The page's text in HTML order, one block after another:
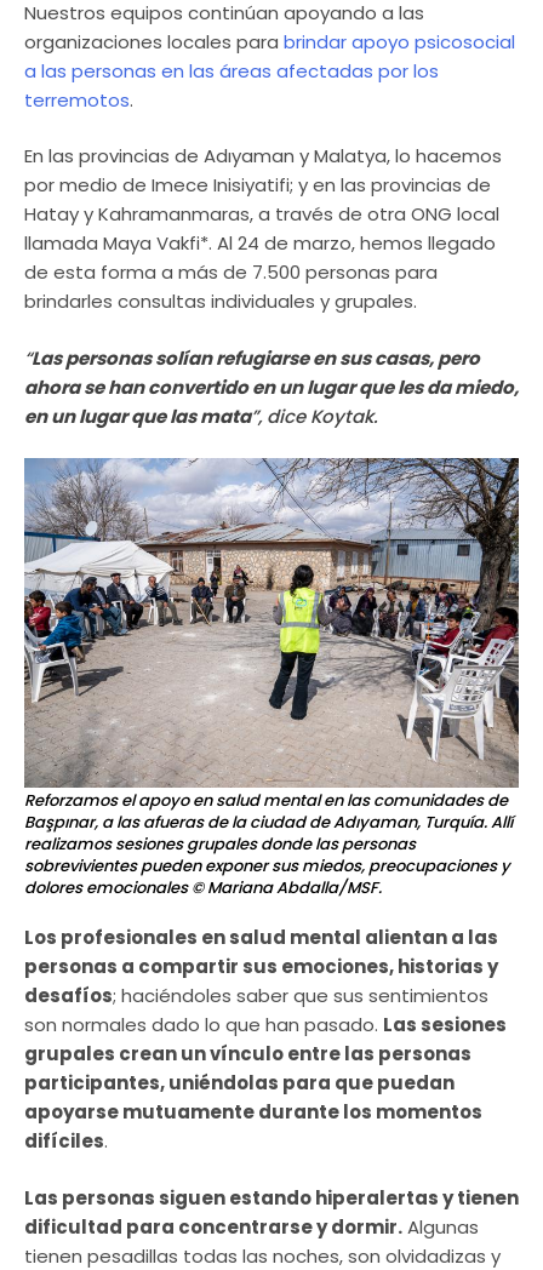
Nuestros equipos continúan apoyando a las
organizaciones locales para brindar apoyo psicosocial
a las personas en las áreas afectadas por los
terremotos.
En las provincias de Adıyaman y Malatya, lo hacemos
por medio de Imece Inisiyatifi; y en las provincias de
Hatay y Kahramanmaras, a través de otra ONG local
llamada Maya Vakfi*. Al 24 de marzo, hemos llegado
de esta forma a más de 7.500 personas para
brindarles consultas individuales y grupales.
“Las personas solían refugiarse en sus casas, pero
ahora se han convertido en un lugar que les da miedo,
en un lugar que las mata”, dice Koytak.
Reforzamos el apoyo en salud mental en las comunidades de
Başpınar, a las afueras de la ciudad de Adıyaman, Turquía. Allí
realizamos sesiones grupales donde las personas
sobrevivientes pueden exponer sus miedos, preocupaciones y
dolores emocionales© Mariana Abdalla/MSF.
Los profesionales en salud mental alientan a las
personas a compartir sus emociones, historias y
desafíos; haciéndoles saber que sus sentimientos
son normales dado lo que han pasado. Las sesiones
grupales crean un vínculo entre las personas
participantes, uniéndolas para que puedan
apoyarse mutuamente durante los momentos
difíciles.
Las personas siguen estando hiperalertas y tienen
dificultad para concentrarse y dormir.Algunas
tienen pesadillas todas las noches, son olvidadizas y